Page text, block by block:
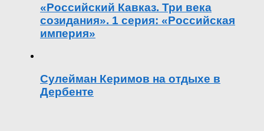
«Российский Кавказ. Три века
созидания». 1 серия: «Российская
империя»
Сулейман Керимов на отдыхе в
Дербенте